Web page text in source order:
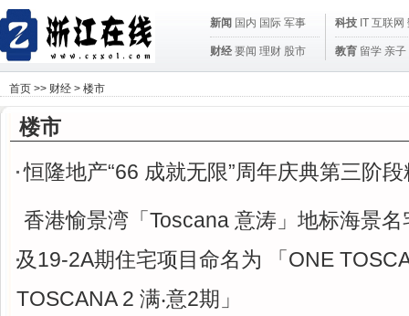
新闻 国内 国际 军事
财经 要闻 理财 股市
科技 IT 互联网
教育 留学 亲子
首页 >> 财经 > 楼市
楼市
恒隆地产“66 成就无限”周年庆典第三阶
香港愉景湾「Toscana 意涛」地标海景
及19-2A期住宅项目命名为 「ONE
TOSCANA 2 满‧意2期」